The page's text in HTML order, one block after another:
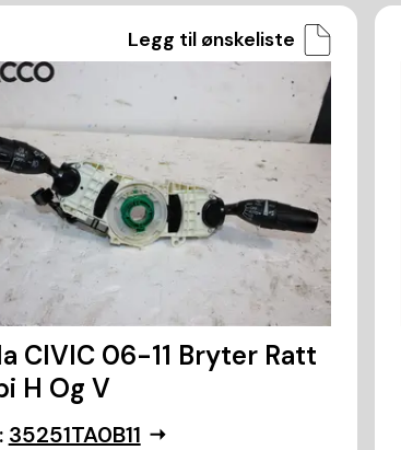
Legg til ønskeliste
CIVIC 06-11 Bryter Ratt
H Og V
35251TA0B11